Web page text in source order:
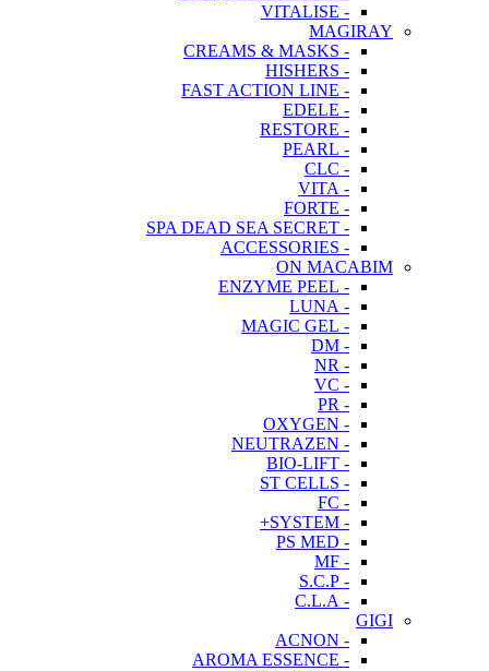
- VITALISE
MAGIRAY
- CREAMS & MASKS
- HISHERS
- FAST ACTION LINE
- EDELE
- RESTORE
- PEARL
- CLC
- VITA
- FORTE
- SPA DEAD SEA SECRET
- ACCESSORIES
ON MACABIM
- ENZYME PEEL
- LUNA
- MAGIC GEL
- DM
- NR
- VC
- PR
- OXYGEN
- NEUTRAZEN
- BIO-LIFT
- ST CELLS
- FC
- SYSTEM+
- PS MED
- MF
- S.C.P
- C.L.A
GIGI
- ACNON
- AROMA ESSENCE